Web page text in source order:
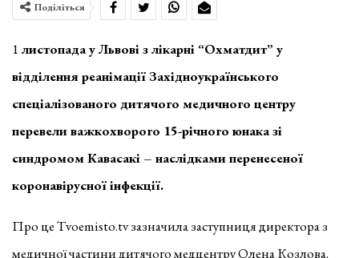
Поділіться
1 листопада у Львові з лікарні “Охматдит” у
відділення реанімації Західноукраїнського
спеціалізованого дитячого медичного центру
перевели важкохворого 15-річного юнака зі
синдромом Кавасакі – наслідками перенесеної
коронавірусної інфекції.
Про це Тvoemisto.tv зазначила заступниця директора з
медичної частини дитячого медцентру Олена Козлова.